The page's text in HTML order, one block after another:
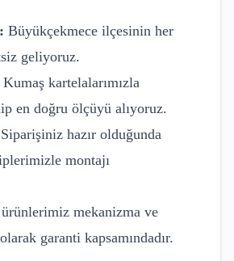
Büyükçekmece ilçesinin her
geliyoruz.
Kumaş kartelalarımızla
en doğru ölçüyü alıyoruz.
Siparişiniz hazır olduğunda
montajı
mekanizma ve
garanti kapsamındadır.